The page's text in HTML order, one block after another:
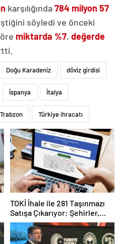
karşılığında784 milyon 57
söyledi ve önceki
miktarda %7, değerde
Doğu Karadeniz döviz girdisi
İspanya İtalya
Trabzon Türkiye ihracatı
TOKİ İhale ile 281 Taşınmazı
Satışa Çıkarıyor: Şehirler,
Şartlar ve Zamanlama